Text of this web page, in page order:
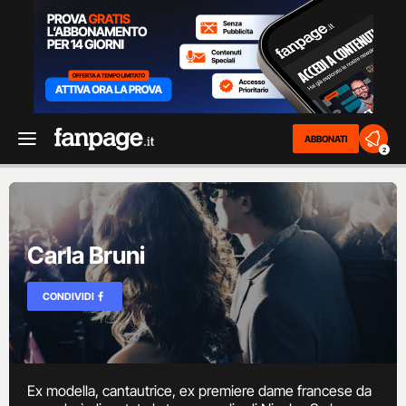
ABBONATI
2
Carla Bruni
CONDIVIDI
Ex modella, cantautrice, ex premiere dame francese da